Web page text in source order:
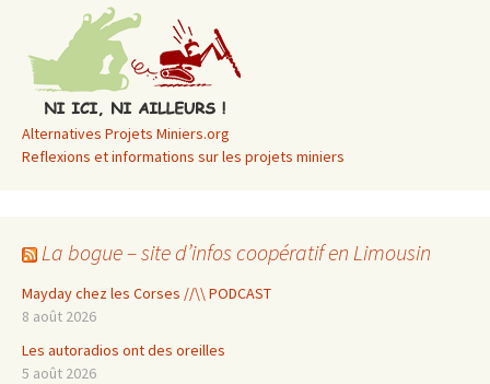
Alternatives Projets Miniers.org
Reflexions et informations sur les projets miniers
La bogue – site d’infos coopératif en Limousin
Mayday chez les Corses //\\ PODCAST
8 août 2026
Les autoradios ont des oreilles
5 août 2026